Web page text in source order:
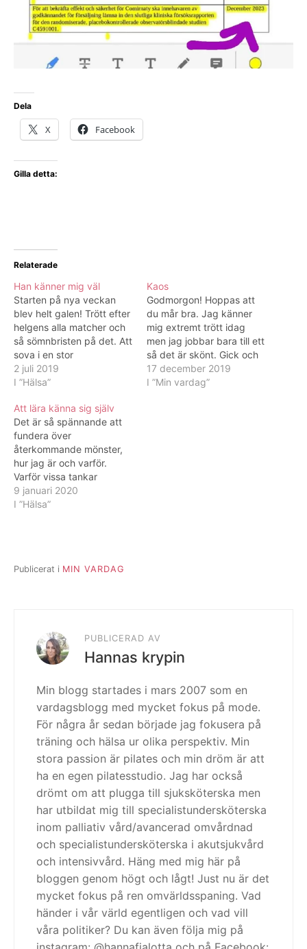
Dela
X Facebook
Gilla detta:
Relaterade
Han känner mig väl
Starten på nya veckan
blev helt galen! Trött efter
helgens alla matcher och
så sömnbristen på det. Att
sova i en stor
gymnastikhall med ett
gäng andra är som
Lägg till fysisk aktivitet
och alla intryck. Det var
tufft på jobbet igår och
jag ville bara…
2 juli 2019
I ”Hälsa”
Kaos
Godmorgon! Hoppas att
du mår bra. Jag känner
mig extremt trött idag
men jag jobbar bara till ett
så det är skönt. Gick och
la mig tidigt så det var
skönt iallafall även om det
17 december 2019
I ”Min vardag”
Att lära känna sig själv
Det är så spännande att
fundera över
återkommande mönster,
hur jag är och varför.
Varför vissa tankar
kommer och när de
kommer. Kan de vara
och min kropp. Ett konkret
9 januari 2020
I ”Hälsa”
Publicerat i MIN VARDAG
PUBLICERAD AV
Hannas krypin
Min blogg startades i mars 2007 som en
vardagsblogg med mycket fokus på mode.
För några år sedan började jag fokusera på
träning och hälsa ur olika perspektiv. Min
stora passion är pilates och min dröm är att
ha en egen pilatesstudio. Jag har också
drömt om att plugga till sjuksköterska men
har utbildat mig till specialistundersköterska
inom palliativ vård/avancerad omvårdnad
och specialistundersköterska i akutsjukvård
och intensivvård. Häng med mig här på
bloggen genom högt och lågt! Just nu är det
mycket fokus på ren omvärldsspaning. Vad
händer i vår värld egentligen och vad vill
våra politiker? Du kan även följa mig på